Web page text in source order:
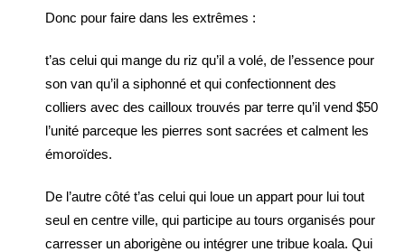
Donc pour faire dans les extrêmes :
t’as celui qui mange du riz qu’il a volé, de l’essence pour
son van qu’il a siphonné et qui confectionnent des
colliers avec des cailloux trouvés par terre qu’il vend $50
l’unité parceque les pierres sont sacrées et calment les
émoroïdes.
De l’autre côté t’as celui qui loue un appart pour lui tout
seul en centre ville, qui participe au tours organisés pour
carresser un aborigène ou intégrer une tribue koala. Qui